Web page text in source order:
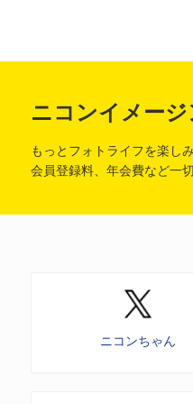
ニコンイメージ
もっとフォトライフを楽し
会員登録料、年会費など一
ニコンちゃん